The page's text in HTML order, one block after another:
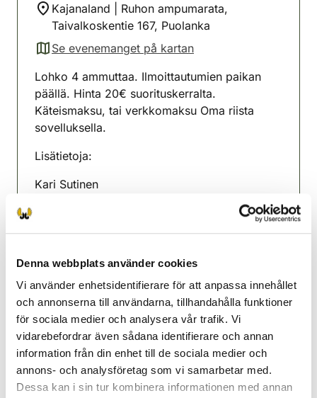
Denna webbplats använder cookies
Vi använder enhetsidentifierare för att anpassa innehållet
och annonserna till användarna, tillhandahålla funktioner
för sociala medier och analysera vår trafik. Vi
vidarebefordrar även sådana identifierare och annan
information från din enhet till de sociala medier och
annons- och analysföretag som vi samarbetar med.
Dessa kan i sin tur kombinera informationen med annan
Kajanaland | Ruhon ampumarata,
Taivalkoskentie 167, Puolanka
Se evenemanget på kartan
(avautuu uuteen välilehteen)
Lohko 4 ammuttaa. Ilmoittautumien paikan
päällä. Hinta 20€ suorituskerralta.
Käteismaksu, tai verkkomaksu Oma riista
sovelluksella.
Lisätietoja:
Kari Sutinen
Kajanaland
040-5793731
puolanka@rhy.riista.fi